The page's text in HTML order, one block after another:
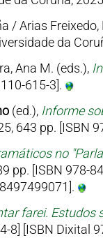
/ Arias
da
Ana M. (eds.),
615-3].
(ed.), Informe
643 pp.
no
pp. [ISBN 978-
farei.
8] [ISBN Dixital